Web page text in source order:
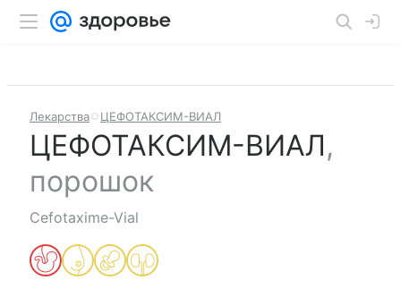
Лекарства ЦЕФОТАКСИМ-ВИАЛ
ЦЕФОТАКСИМ-ВИАЛ,
порошок
Cefotaxime-Vial